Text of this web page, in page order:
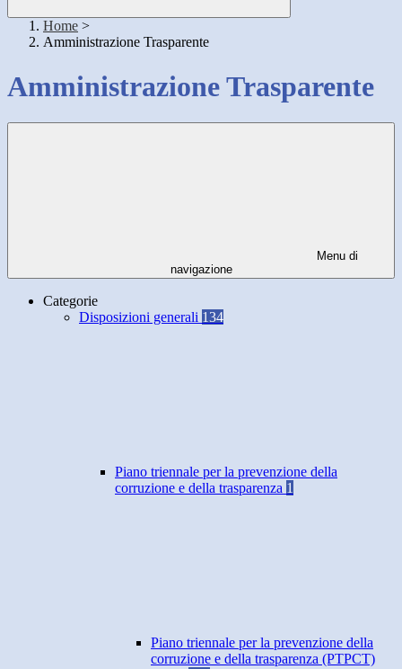
Home >
Amministrazione Trasparente
Amministrazione Trasparente
Menu di
navigazione
Categorie
Disposizioni generali 134
Piano triennale per la prevenzione della
corruzione e della trasparenza 1
Piano triennale per la prevenzione della
corruzione e della trasparenza (PTPCT)